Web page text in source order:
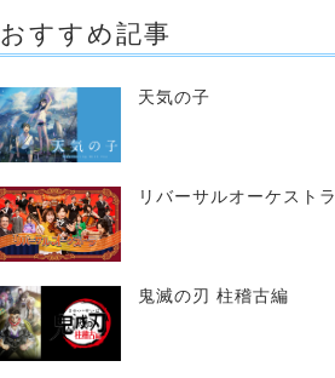
おすすめ記事
天気の子
リバーサルオーケストラ
鬼滅の刃 柱稽古編